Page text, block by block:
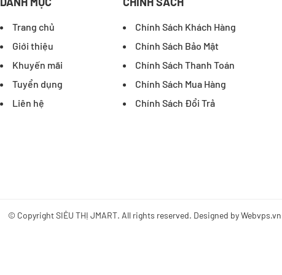
Trang chủ
Giới thiệu
Khuyến mãi
Tuyển dụng
Liên hệ
Chính Sách Khách Hàng
Chính Sách Bảo Mật
Chính Sách Thanh Toán
Chính Sách Mua Hàng
Chính Sách Đổi Trả
© CopyrightSIÊU THỊ JMART. All rights reserved. Designed byWebvps.vn